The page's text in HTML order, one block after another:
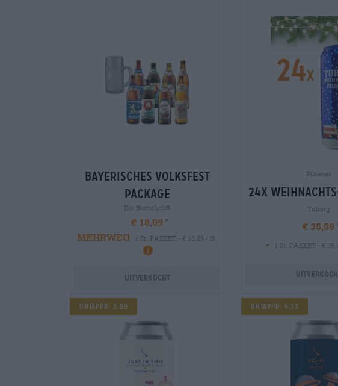
bayerisches volksfest
package
Die Bierothek®
€ 18,09
MEHRWEG
1 St. PAKKET - € 18,09 / St.
Uitverkocht
Pilsener
24x
Tuborg
€ 35,59
-
1 St. PAKKET - €
UNTAPPD: 3,99 UNTAPPD: 4,13